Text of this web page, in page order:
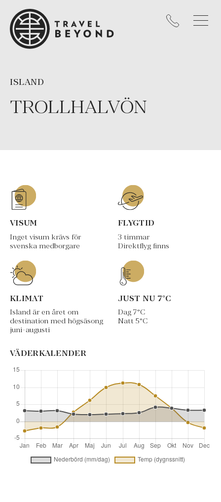
TROLLHALVÖN
ISLAND
VISUM
Inget visum krävs för
svenska medborgare
FLYGTID
3 timmar
Direktflyg finns
KLIMAT
Island är en året om
destination med högsäsong
juni-augusti
JUST NU 7°C
Dag 7°C
Natt 5°C
VÄDERKALENDER